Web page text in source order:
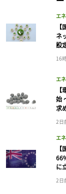
エ
ネ
設
16
エ
始
求
2日
エ
に
2日